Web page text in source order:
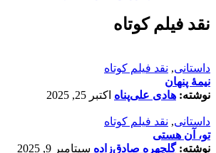
نقد فیلم کوتاه
داستانی, نقد فیلم کوتاه
نیمۀ پنهان
نوشته: هادی علی‌پناه اکتبر 25, 2025
داستانی, نقد فیلم کوتاه
تو، آن هستی
نوشته:گلچهره صادق‌زاده سپتامبر 9, 2025